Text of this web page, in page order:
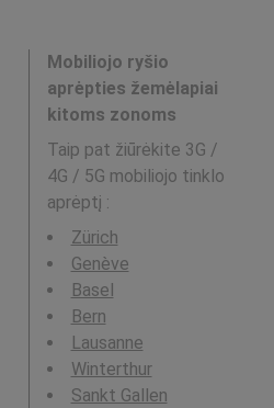
Mobiliojo ryšio
aprėpties žemėlapiai
kitoms zonoms
Taip pat žiūrėkite 3G /
4G / 5G mobiliojo tinklo
aprėptį :
Zürich
Genève
Basel
Bern
Lausanne
Winterthur
Sankt Gallen